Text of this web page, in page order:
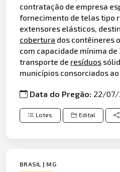
contratação de empresa
fornecimento de telas tipo
extensores elásticos,
cobertura dos contêineres
com capacidade mínima
transporte de resíduos
municípios consorciados ao
Data do Pregão: 22/07/
Lotes Edital
BRASIL | MG